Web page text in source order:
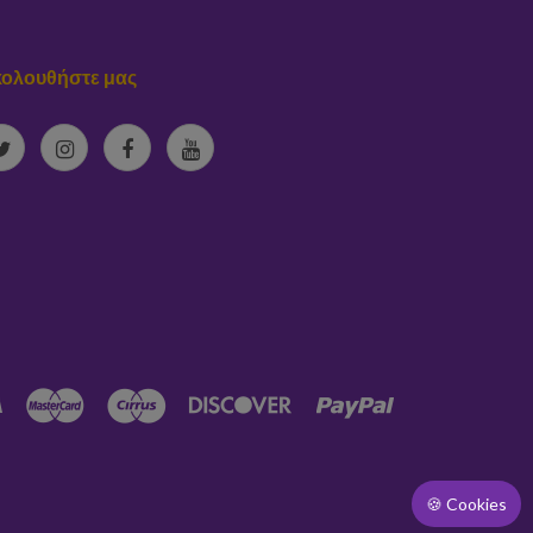
μας
🍪 Cookies